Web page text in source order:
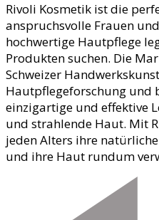
Rivoli Kosmetik ist die
anspruchsvolle Frauen
hochwertige Hautpflege
Produkten suchen. Die
Schweizer
Hautpflegeforschung und
einzigartige und effektive
und strahlende Haut. Mit
jeden Alters ihre
und ihre Haut rundum